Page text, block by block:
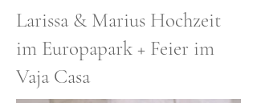
Larissa & Marius Hochzeit
im Europapark + Feier im
Vaja Casa